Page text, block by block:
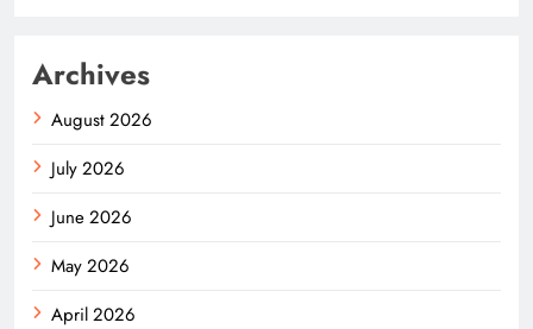
Archives
August 2026
July 2026
June 2026
May 2026
April 2026